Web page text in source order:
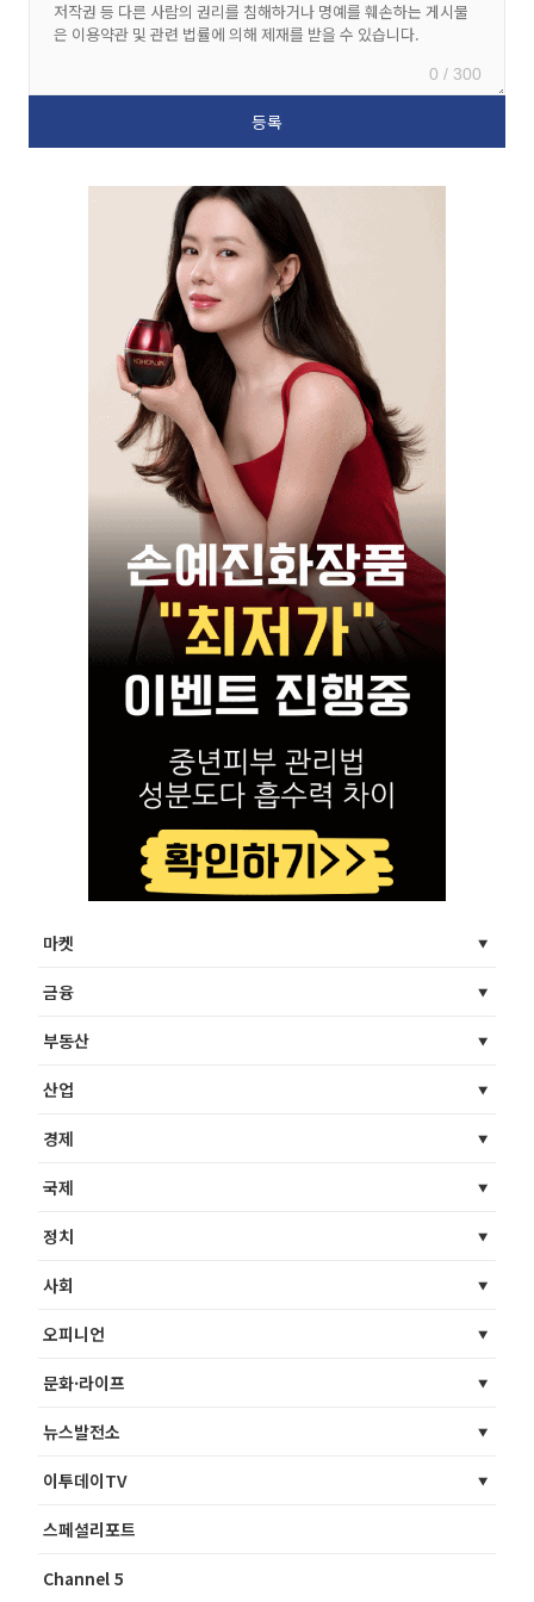
0 / 300
마켓
금융
부동산
산업
경제
국제
정치
사회
오피니언
문화·라이프
뉴스발전소
이투데이TV
스페셜리포트
Channel 5